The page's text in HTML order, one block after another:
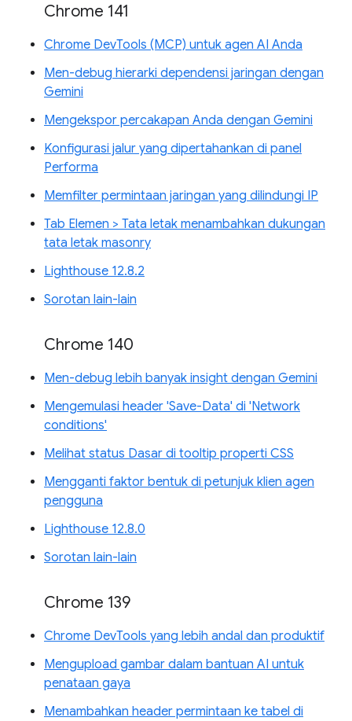
Chrome 141
Chrome DevTools (MCP) untuk agen AI Anda
Men-debug hierarki dependensi jaringan dengan
Gemini
Mengekspor percakapan Anda dengan Gemini
Konfigurasi jalur yang dipertahankan di panel
Performa
Memfilter permintaan jaringan yang dilindungi IP
Tab Elemen > Tata letak menambahkan dukungan
tata letak masonry
Lighthouse 12.8.2
Sorotan lain-lain
Chrome 140
Men-debug lebih banyak insight dengan Gemini
Mengemulasi header 'Save-Data' di 'Network
conditions'
Melihat status Dasar di tooltip properti CSS
Mengganti faktor bentuk di petunjuk klien agen
pengguna
Lighthouse 12.8.0
Sorotan lain-lain
Chrome 139
Chrome DevTools yang lebih andal dan produktif
Mengupload gambar dalam bantuan AI untuk
penataan gaya
Menambahkan header permintaan ke tabel di